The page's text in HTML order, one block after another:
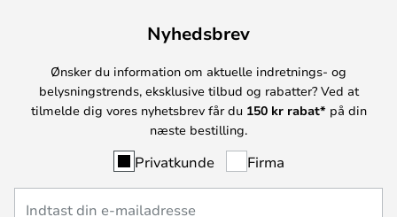
Nyhedsbrev
Ønsker du information om aktuelle indretnings- og
belysningstrends, eksklusive tilbud og rabatter? Ved at
tilmelde dig vores nyhetsbrev får du 150 kr rabat* på din
næste bestilling.
Privatkunde Firma